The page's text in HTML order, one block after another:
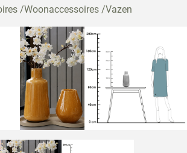
/Woonaccessoires /Vazen